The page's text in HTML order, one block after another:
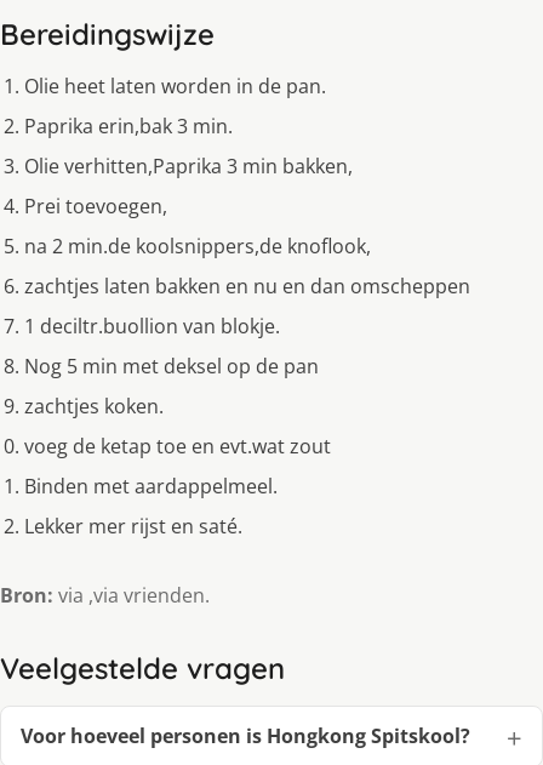
Bereidingswijze
Olie heet laten worden in de pan.
Paprika erin,bak 3 min.
Olie verhitten,Paprika 3 min bakken,
Prei toevoegen,
na 2 min.de koolsnippers,de knoflook,
zachtjes laten bakken en nu en dan omscheppen
1 deciltr.buollion van blokje.
Nog 5 min met deksel op de pan
zachtjes koken.
voeg de ketap toe en evt.wat zout
Binden met aardappelmeel.
Lekker mer rijst en saté.
Bron: via ,via vrienden.
Veelgestelde vragen
Voor hoeveel personen is Hongkong Spitskool?